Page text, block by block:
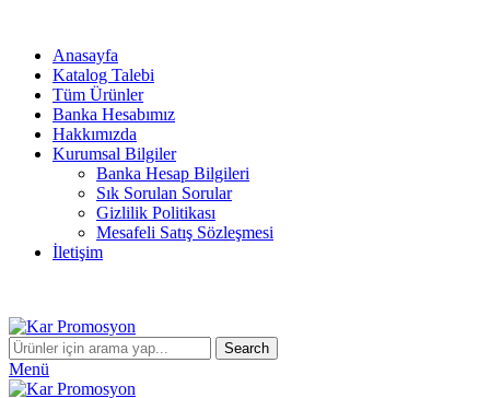
Anasayfa
Katalog Talebi
Tüm Ürünler
Banka Hesabımız
Hakkımızda
Kurumsal Bilgiler
Banka Hesap Bilgileri
Sık Sorulan Sorular
Gizlilik Politikası
Mesafeli Satış Sözleşmesi
İletişim
Search
Menü